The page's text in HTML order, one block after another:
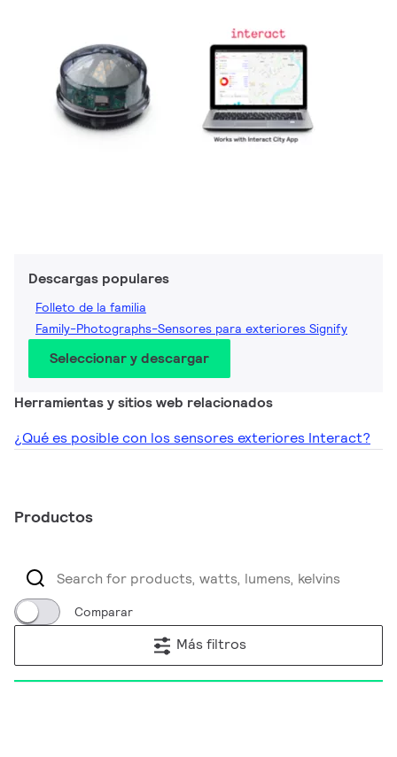
Descargas populares
Folleto de la familia
Family-Photographs-Sensores para exteriores Signify
Seleccionar y descargar
Herramientas y sitios web relacionados
¿Qué es posible con los sensores exteriores Interact?
Productos
Comparar
Más filtros